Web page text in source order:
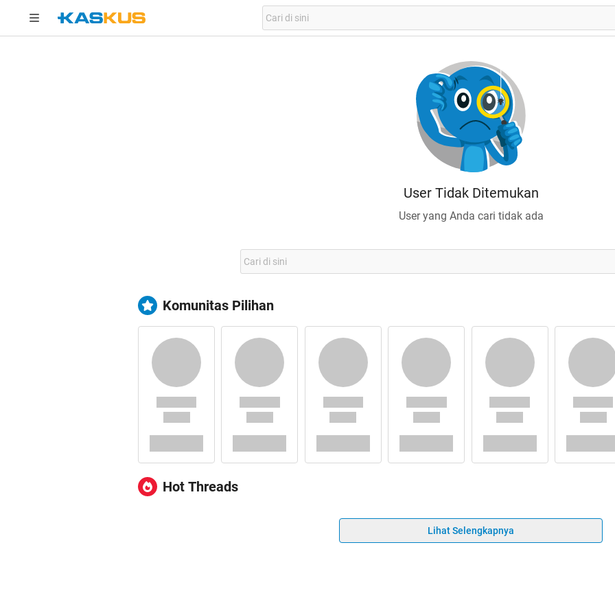
User Tidak Ditemukan
User yang Anda cari tidak ada
Komunitas Pilihan
Hot Threads
Lihat Selengkapnya